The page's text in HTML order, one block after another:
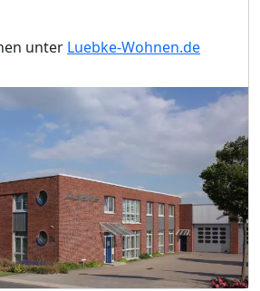
unter Luebke-Wohnen.de